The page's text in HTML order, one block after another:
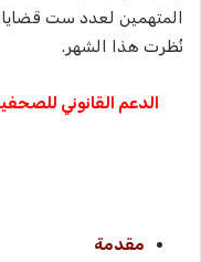
نُظرت هذا الشهر.
مقدمة